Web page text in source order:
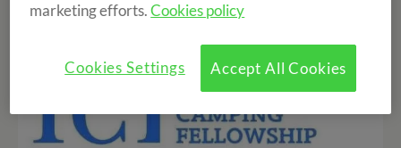
marketing efforts.Cookies policy
Accept All Cookies
Cookies Settings